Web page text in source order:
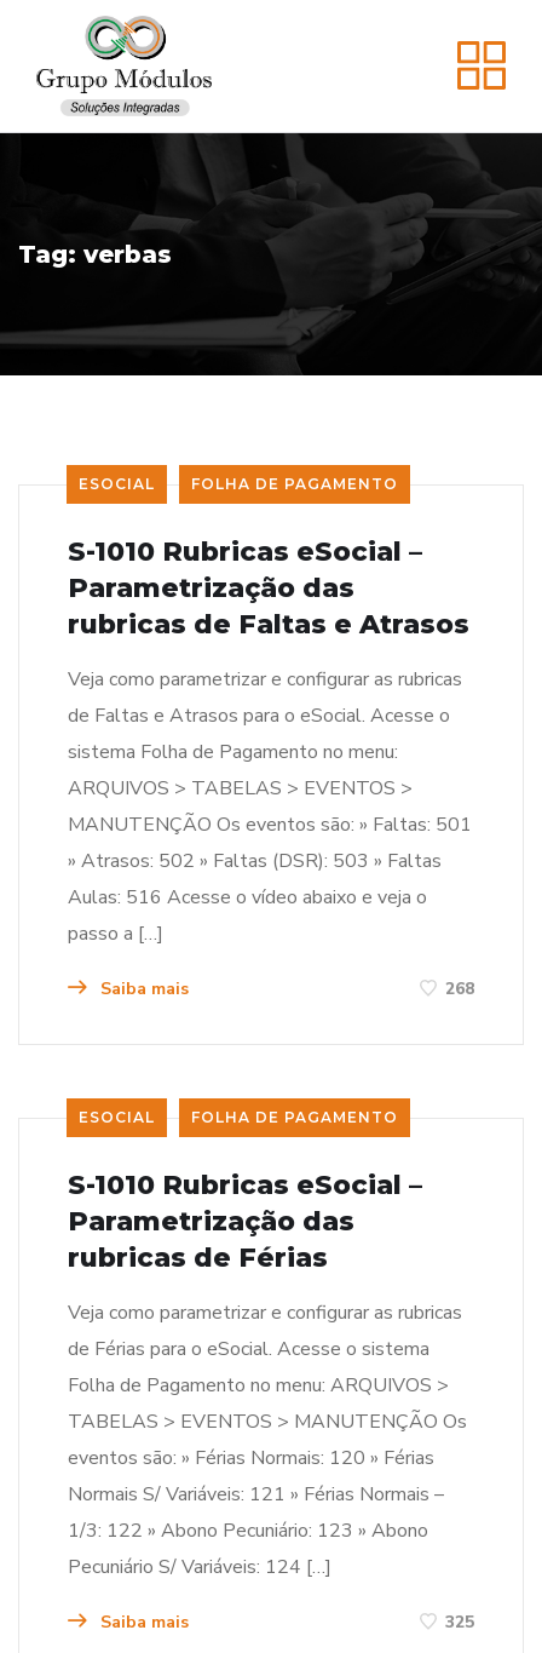
Tag: verbas
ESOCIAL FOLHA DE PAGAMENTO
S-1010 Rubricas eSocial –
Parametrização das
rubricas de Faltas e Atrasos
Veja como parametrizar e configurar as rubricas
de Faltas e Atrasos para o eSocial. Acesse o
sistema Folha de Pagamento no menu:
ARQUIVOS > TABELAS > EVENTOS >
MANUTENÇÃO Os eventos são: » Faltas: 501
» Atrasos: 502 » Faltas (DSR): 503 » Faltas
Aulas: 516 Acesse o vídeo abaixo e veja o
passo a […]
Saiba mais 268
ESOCIAL FOLHA DE PAGAMENTO
S-1010 Rubricas eSocial –
Parametrização das
rubricas de Férias
Veja como parametrizar e configurar as rubricas
de Férias para o eSocial. Acesse o sistema
Folha de Pagamento no menu: ARQUIVOS >
TABELAS > EVENTOS > MANUTENÇÃO Os
eventos são: » Férias Normais: 120 » Férias
Normais S/ Variáveis: 121 » Férias Normais –
1/3: 122 » Abono Pecuniário: 123 » Abono
Pecuniário S/ Variáveis: 124 […]
Saiba mais 325